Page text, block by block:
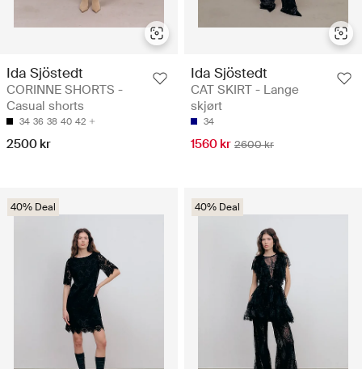
Ida Sjöstedt
CORINNE SHORTS -
Casual shorts
34 36 38 40 42
2500 kr
Ida Sjöstedt
CAT SKIRT - Lange
skjørt
34
1560 kr 2600 kr
40% Deal 40% Deal